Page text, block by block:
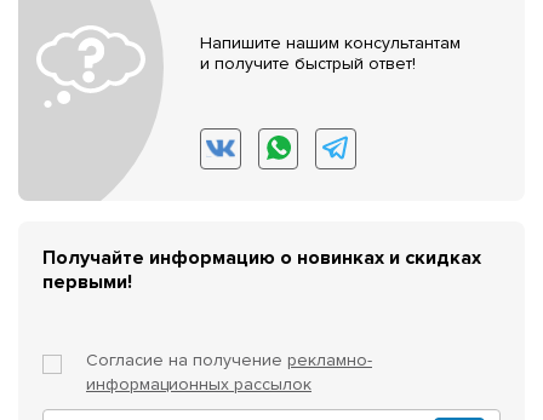
Напишите нашим консультантам
и получите быстрый ответ!
Получайте информацию о новинках и скидках
первыми!
Согласие на получение рекламно-
информационных рассылок